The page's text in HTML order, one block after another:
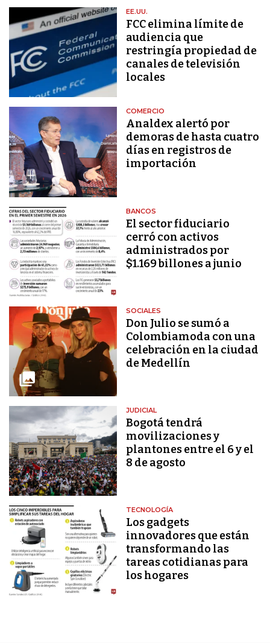
EE.UU.
FCC elimina límite de
audiencia que
restringía propiedad de
canales de televisión
locales
COMERCIO
Analdex alertó por
demoras de hasta cuatro
días en registros de
importación
BANCOS
El sector fiduciario
cerró con activos
administrados por
$1.169 billones a junio
SOCIALES
Don Julio se sumó a
Colombiamoda con una
celebración en la ciudad
de Medellín
JUDICIAL
Bogotá tendrá
movilizaciones y
plantones entre el 6 y el
8 de agosto
TECNOLOGÍA
Los gadgets
innovadores que están
transformando las
tareas cotidianas para
los hogares